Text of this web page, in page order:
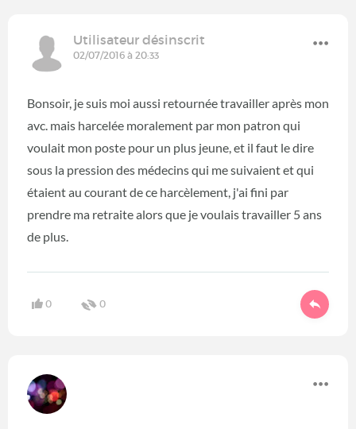
Utilisateur désinscrit
02/07/2016 à 20:33
Bonsoir, je suis moi aussi retournée travailler après mon
avc. mais harcelée moralement par mon patron qui
voulait mon poste pour un plus jeune, et il faut le dire
sous la pression des médecins qui me suivaient et qui
étaient au courant de ce harcèlement, j'ai fini par
prendre ma retraite alors que je voulais travailler 5 ans
de plus.
0 0